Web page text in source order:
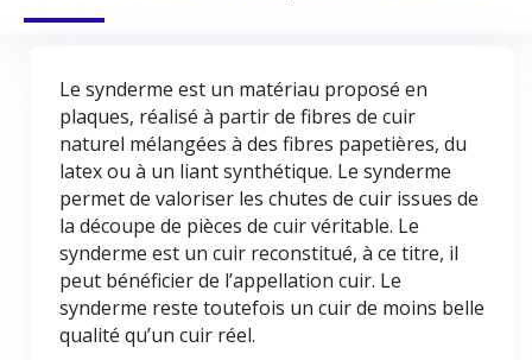
Le synderme est un matériau proposé en
plaques, réalisé à partir de fibres de cuir
naturel mélangées à des fibres papetières, du
latex ou à un liant synthétique. Le synderme
permet de valoriser les chutes de cuir issues de
la découpe de pièces de cuir véritable. Le
synderme est un cuir reconstitué, à ce titre, il
peut bénéficier de l’appellation cuir. Le
synderme reste toutefois un cuir de moins belle
qualité qu’un cuir réel.